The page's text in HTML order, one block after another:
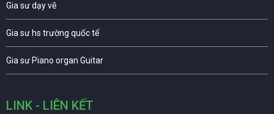
Gia sư dạy vẽ
Gia sư hs trường quốc tế
Gia sư Piano organ Guitar
LINK - LIÊN KẾT